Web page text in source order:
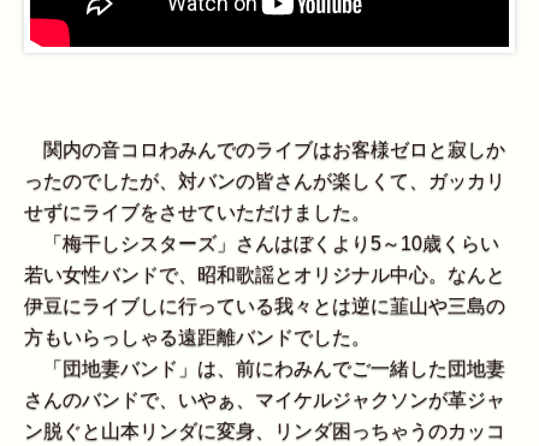
関内の音コロわみんでのライブはお客様ゼロと寂しか
ったのでしたが、対バンの皆さんが楽しくて、ガッカリ
せずにライブをさせていただけました。
「梅干しシスターズ」さんはぼくより5～10歳くらい
若い女性バンドで、昭和歌謡とオリジナル中心。なんと
伊豆にライブしに行っている我々とは逆に韮山や三島の
方もいらっしゃる遠距離バンドでした。
「団地妻バンド」は、前にわみんでご一緒した団地妻
さんのバンドで、いやぁ、マイケルジャクソンが革ジャ
ン脱ぐと山本リンダに変身、リンダ困っちゃうのカッコ